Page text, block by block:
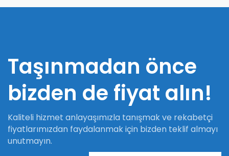
Taşınmadan önce
bizden de fiyat alın!
Kaliteli hizmet anlayaşımızla tanışmak ve rekabetçi
fiyatlarımızdan faydalanmak için bizden teklif almayı
unutmayın.